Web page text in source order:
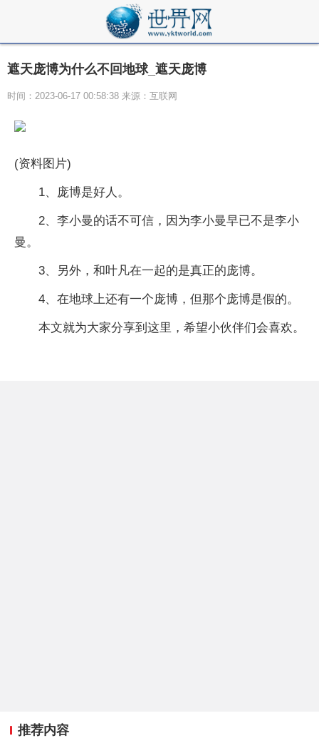
遮天庞博为什么不回地球_遮天庞博
时间：2023-06-17 00:58:38 来源：互联网
(资料图片)
1、庞博是好人。
2、李小曼的话不可信，因为李小曼早已不是李小
曼。
3、另外，和叶凡在一起的是真正的庞博。
4、在地球上还有一个庞博，但那个庞博是假的。
本文就为大家分享到这里，希望小伙伴们会喜欢。
推荐内容